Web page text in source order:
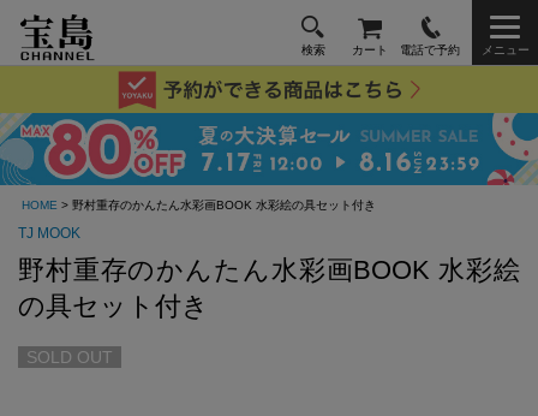
検索 カート 電話で予約 メニュー
HOME > 野村重存のかんたん水彩画BOOK 水彩絵の具セット付き
TJ MOOK
野村重存のかんたん水彩画BOOK 水彩絵
の具セット付き
SOLD OUT